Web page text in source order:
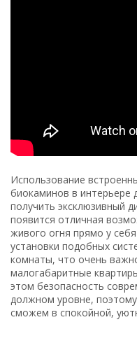
Использование
биокаминов в интерьере
получить эксклюзивный
появится отличная
живого огня прямо у
установки подобных
комнаты, что очень
малогабаритные
этом безопасность
должном уровне,
сможем в спокойной,